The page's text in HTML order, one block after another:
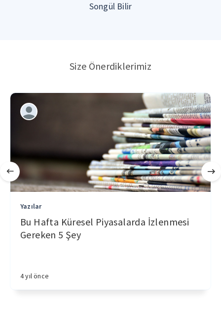
Songül Bilir
Size Önerdiklerimiz
Yazılar
Bu Hafta Küresel Piyasalarda İzlenmesi
Gereken 5 Şey
4 yıl önce